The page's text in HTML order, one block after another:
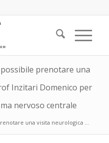
prenotare una
Inzitari Domenico per
nervoso centrale
una visita neurologica ...